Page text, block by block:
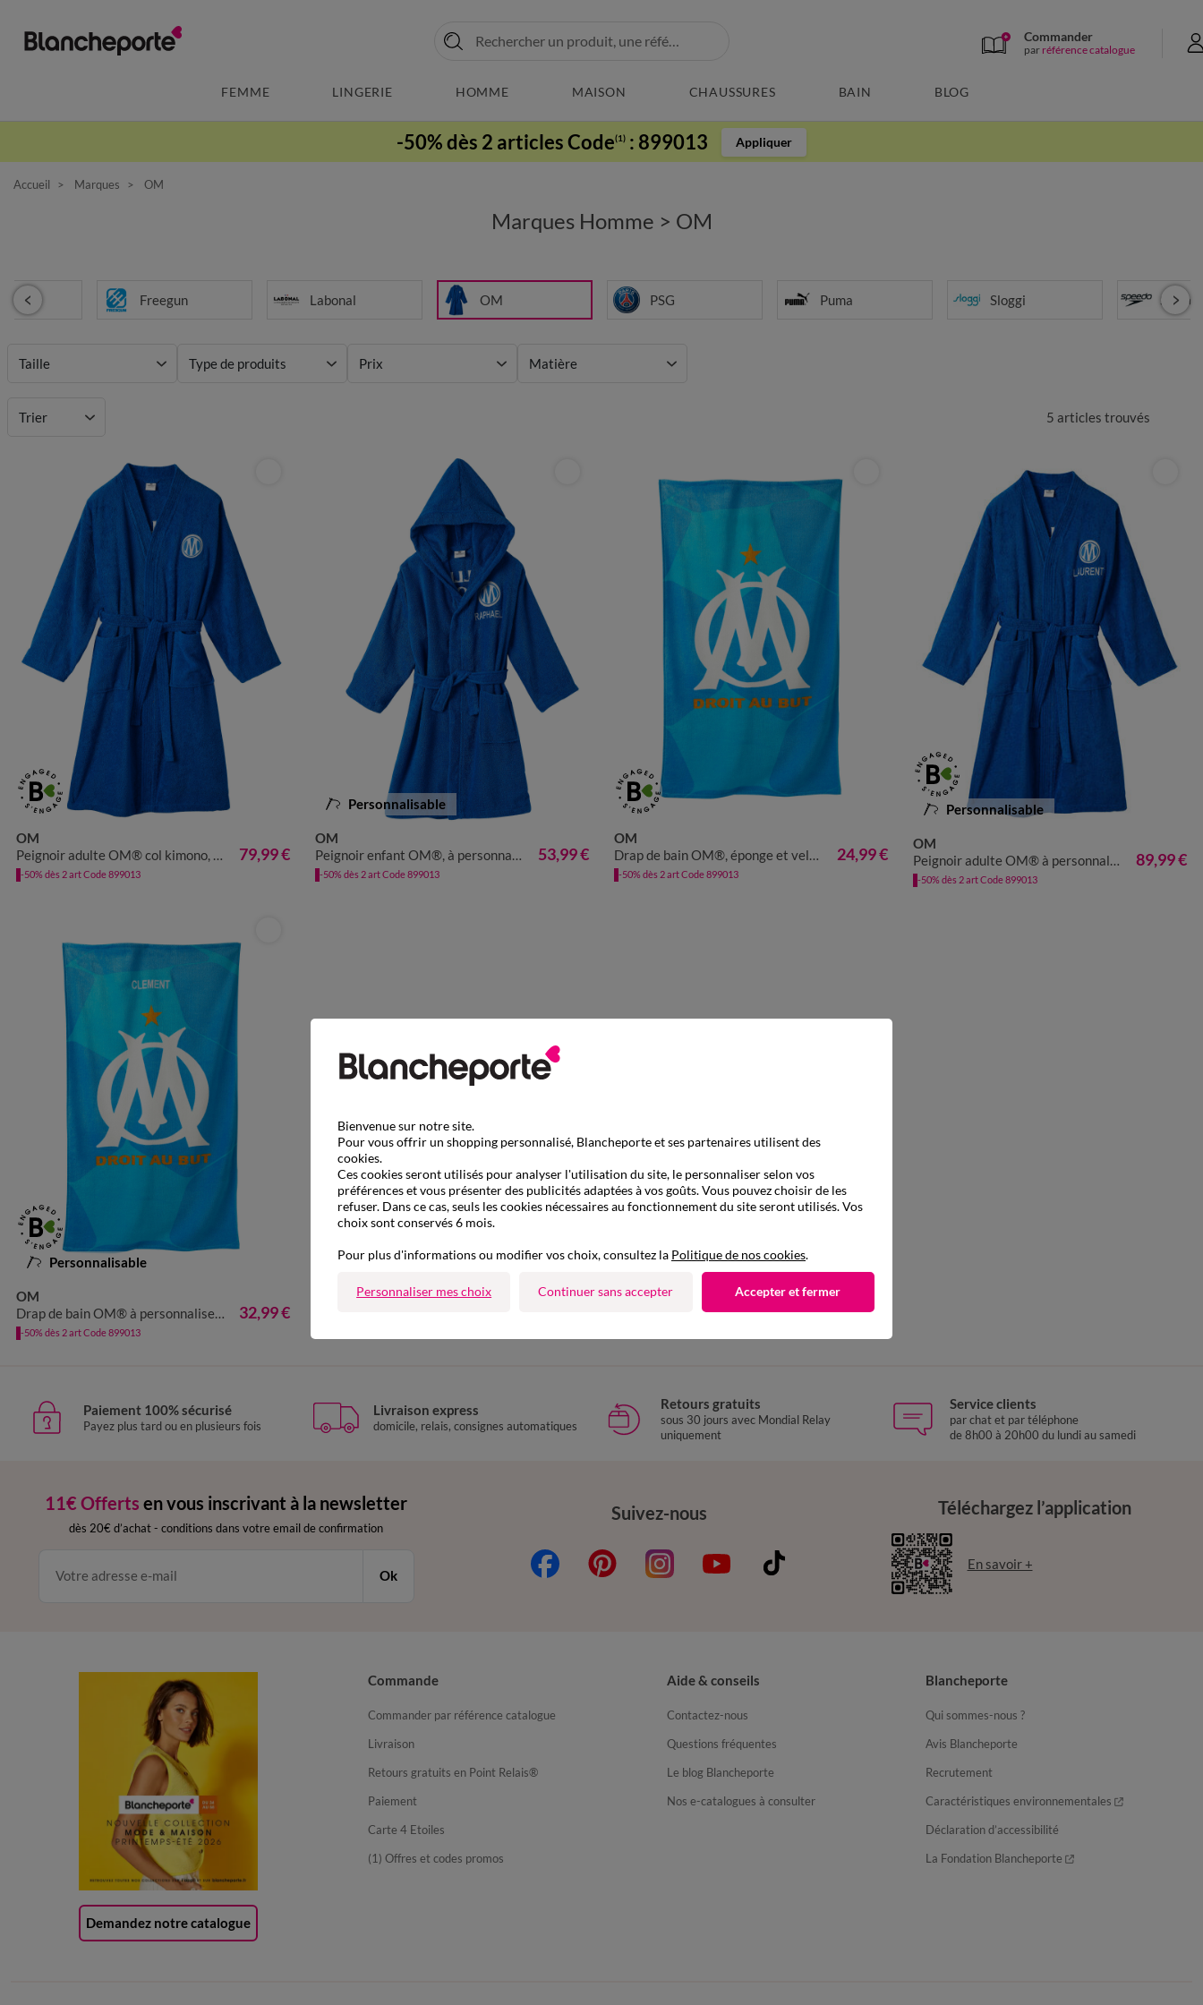
Commander
par référence catalogue
FEMME LINGERIE HOMME MAISON CHAUSSURES BAIN BLOG
-50% dès 2 articles Code(1) : 899013 Appliquer
Accueil Marques OM
Marques Homme > OM
Freegun Labonal OM PSG Puma Sloggi Speedo
Taille Type de produits Prix Matière
5 articles trouvés
Trier
OM
Peignoir adulte OM® col kimono, éponge
79,99 €
-50% dès 2 art Code 899013
Personnalisable
OM
Peignoir enfant OM®, à personnaliser
53,99 €
-50% dès 2 art Code 899013
OM
Drap de bain OM®, éponge et velours coton - 320g/m2
24,99 €
-50% dès 2 art Code 899013
Personnalisable
OM
Peignoir adulte OM® à personnaliser
89,99 €
-50% dès 2 art Code 899013
Personnalisable
OM
Drap de bain OM® à personnaliser, éponge et velours coton - 320g/m2
32,99 €
-50% dès 2 art Code 899013
Paiement 100% sécurisé
Payez plus tard ou en plusieurs fois
Livraison express
domicile, relais, consignes automatiques
Retours gratuits
sous 30 jours avec Mondial Relay
uniquement
Service clients
par chat et par téléphone
de 8h00 à 20h00 du lundi au samedi
11€ Offerts en vous inscrivant à la newsletter
dès 20€ d’achat - conditions dans votre email de confirmation
Ok
Suivez-nous Téléchargez l’application
En savoir +
Demandez notre catalogue
Commande
Commander par référence catalogue
Livraison
Retours gratuits en Point Relais®
Paiement
Carte 4 Etoiles
(1) Offres et codes promos
Aide & conseils
Contactez-nous
Questions fréquentes
Le blog Blancheporte
Nos e-catalogues à consulter
Blancheporte
Qui sommes-nous ?
Avis Blancheporte
Recrutement
Caractéristiques environnementales
Déclaration d’accessibilité
La Fondation Blancheporte
Bienvenue sur notre site.
Pour vous offrir un shopping personnalisé, Blancheporte et ses partenaires utilisent des
cookies.
Ces cookies seront utilisés pour analyser l'utilisation du site, le personnaliser selon vos
préférences et vous présenter des publicités adaptées à vos goûts. Vous pouvez choisir de les
refuser. Dans ce cas, seuls les cookies nécessaires au fonctionnement du site seront utilisés. Vos
choix sont conservés 6 mois.
Pour plus d'informations ou modifier vos choix, consultez la Politique de nos cookies.
Personnaliser mes choix Continuer sans accepter Accepter et fermer